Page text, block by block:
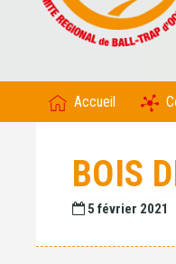
Accueil
BOIS
5 février 2021